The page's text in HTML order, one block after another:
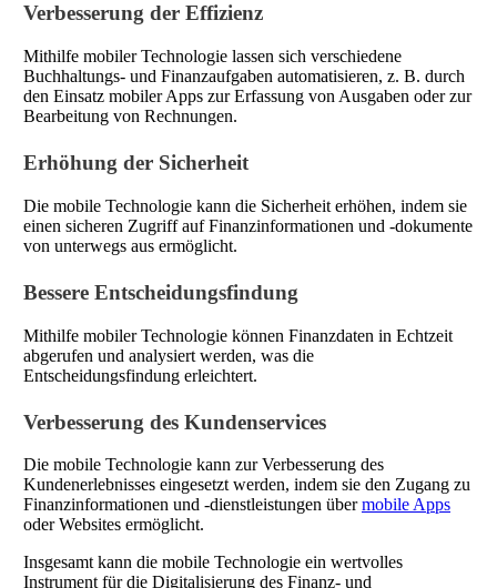
Verbesserung der Effizienz
Mithilfe mobiler Technologie lassen sich verschiedene
Buchhaltungs- und Finanzaufgaben automatisieren, z. B. durch
den Einsatz mobiler Apps zur Erfassung von Ausgaben oder zur
Bearbeitung von Rechnungen.
Erhöhung der Sicherheit
Die mobile Technologie kann die Sicherheit erhöhen, indem sie
einen sicheren Zugriff auf Finanzinformationen und -dokumente
von unterwegs aus ermöglicht.
Bessere Entscheidungsfindung
Mithilfe mobiler Technologie können Finanzdaten in Echtzeit
abgerufen und analysiert werden, was die
Entscheidungsfindung erleichtert.
Verbesserung des Kundenservices
Die mobile Technologie kann zur Verbesserung des
Kundenerlebnisses eingesetzt werden, indem sie den Zugang zu
Finanzinformationen und -dienstleistungen übermobile Apps
oder Websites ermöglicht.
Insgesamt kann die mobile Technologie ein wertvolles
Instrument für die Digitalisierung des Finanz- und